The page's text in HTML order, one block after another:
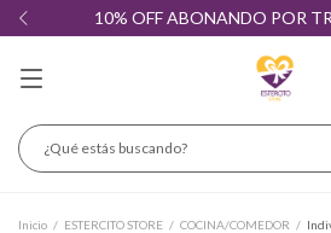
10% OFF ABONANDO POR
Inicio / ESTERCITO STORE / COCINA/COMEDOR /